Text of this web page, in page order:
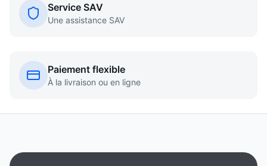
Service SAV
Une assistance SAV
Paiement flexible
À la livraison ou en ligne